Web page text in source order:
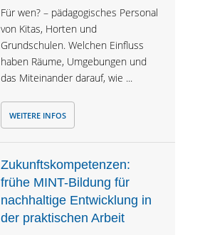
Für wen? – pädagogisches Personal
von Kitas, Horten und
Grundschulen. Welchen Einfluss
haben Räume, Umgebungen und
das Miteinander darauf, wie ...
WEITERE INFOS
Zukunftskompetenzen:
frühe MINT-Bildung für
nachhaltige Entwicklung in
der praktischen Arbeit